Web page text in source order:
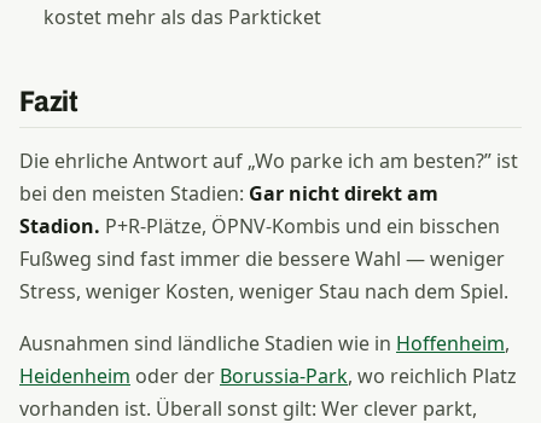
kostet mehr als das Parkticket
Fazit
Die ehrliche Antwort auf „Wo parke ich am besten?” ist
bei den meisten Stadien: Gar nicht direkt am
Stadion. P+R-Plätze, ÖPNV-Kombis und ein bisschen
Fußweg sind fast immer die bessere Wahl — weniger
Stress, weniger Kosten, weniger Stau nach dem Spiel.
Ausnahmen sind ländliche Stadien wie in Hoffenheim,
Heidenheim oder der Borussia-Park, wo reichlich Platz
vorhanden ist. Überall sonst gilt: Wer clever parkt,